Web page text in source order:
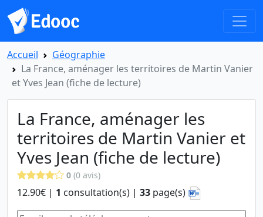
Accueil
Géographie
La France, aménager les territoires de Martin Vanier
et Yves Jean (fiche de lecture)
La France, aménager les
territoires de Martin Vanier et
Yves Jean (fiche de lecture)
0 (0 avis)
12.90€ | 1 consultation(s) | 33 page(s)